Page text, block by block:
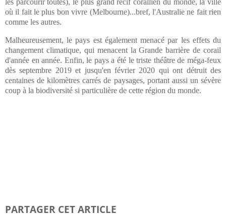
où il fait le plus bon vivre (Melbourne)...bref, l'Australie ne fait rien
comme les autres.
Malheureusement, le pays est également menacé par les effets du
changement climatique, qui menacent la Grande barrière de corail
d'année en année. Enfin, le pays a été le triste théâtre de méga-feux
dès septembre 2019 et jusqu'en février 2020 qui ont détruit des
centaines de kilomètres carrés de paysages, portant aussi un sévère
coup à la biodiversité si particulière de cette région du monde.
PARTAGER CET ARTICLE